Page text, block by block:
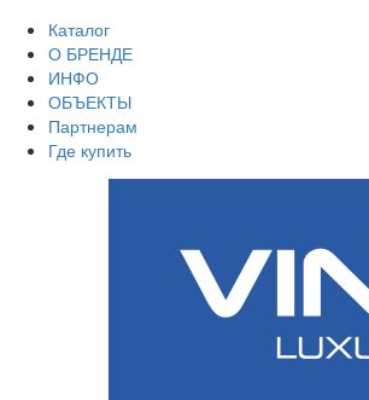
Каталог
О БРЕНДЕ
ИНФО
ОБЪЕКТЫ
Партнерам
Где купить